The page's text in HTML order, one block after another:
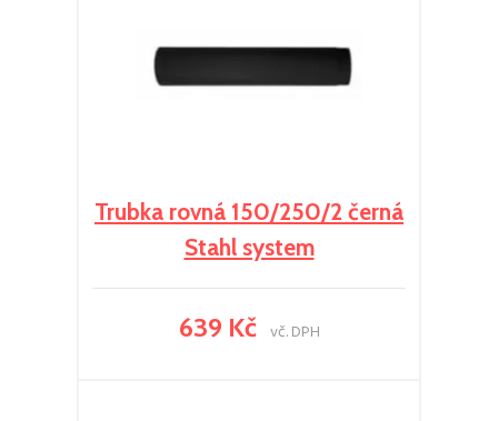
Trubka rovná 150/250/2 černá
Stahl system
639 Kč vč. DPH